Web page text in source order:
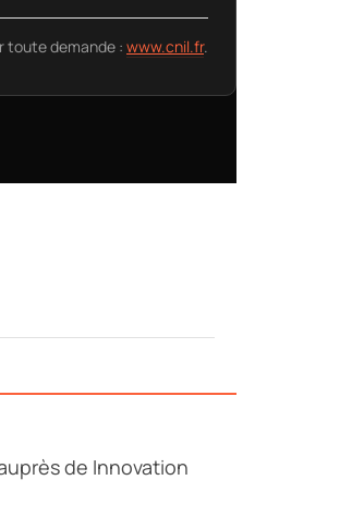
toute demande : www.cnil.fr.
de Innovation